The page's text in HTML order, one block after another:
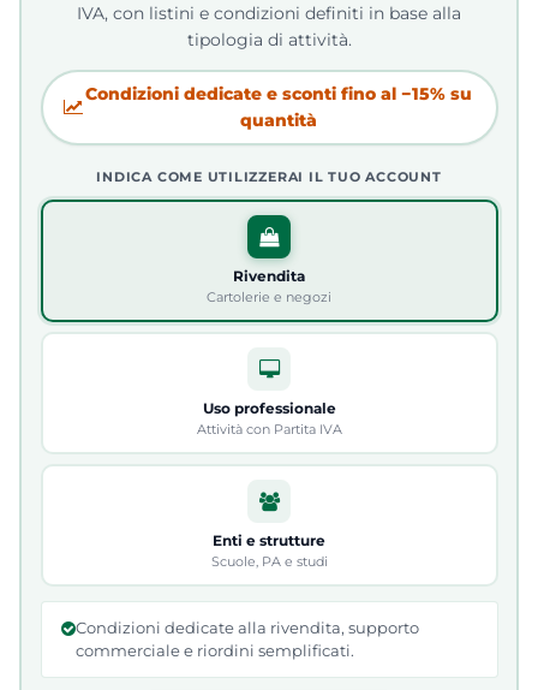
IVA, con listini e condizioni definiti in base alla
tipologia di attività.
Condizioni dedicate e sconti fino al −15% su
quantità
INDICA COME UTILIZZERAI IL TUO ACCOUNT
Rivendita
Cartolerie e negozi
Uso professionale
Attività con Partita IVA
Enti e strutture
Scuole, PA e studi
Condizioni dedicate alla rivendita, supporto
commerciale e riordini semplificati.